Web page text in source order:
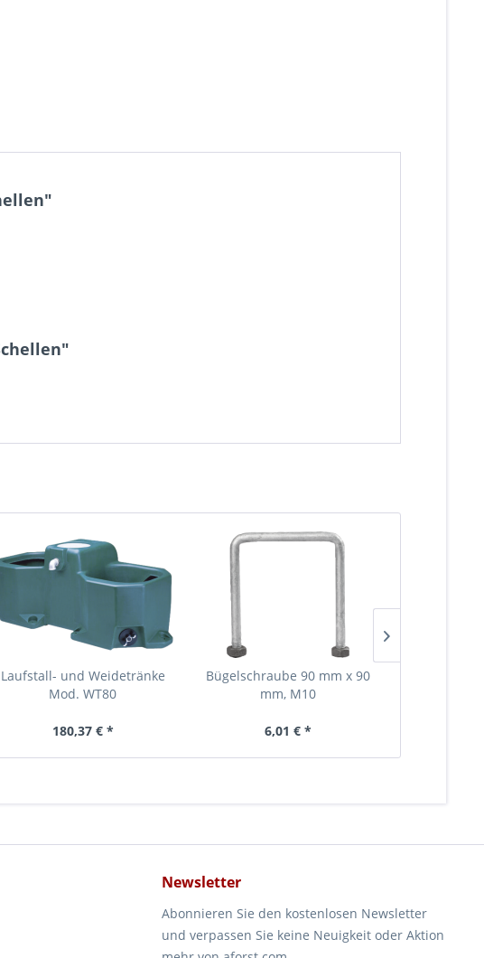
Laufstall- und Weidetränke
Mod. WT80
180,37 € *
Bügelschraube 90 mm x 90
mm, M10
6,01 € *
Newsletter
Abonnieren Sie den kostenlosen Newsletter
und verpassen Sie keine Neuigkeit oder Aktion